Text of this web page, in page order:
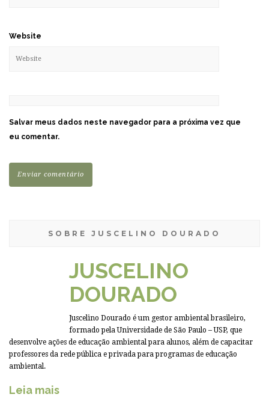
Website
Salvar meus dados neste navegador para a próxima vez que
eu comentar.
SOBRE JUSCELINO DOURADO
JUSCELINO
DOURADO
Juscelino Dourado é um gestor ambiental brasileiro,
formado pela Universidade de São Paulo – USP, que
desenvolve ações de educação ambiental para alunos, além de capacitar
professores da rede pública e privada para programas de educação
ambiental.
Leia mais